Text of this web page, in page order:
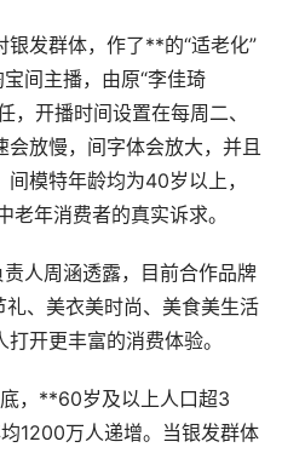
发群体，作了**的“适老化”
间主播，由原“李佳琦
，开播时间设置在每周二、
放慢，间字体会放大，并且
模特年龄均为40岁以上，
年消费者的真实诉求。
人周涵透露，目前合作品牌
、美衣美时尚、美食美生活
开更丰富的消费体验。
**60岁及以上人口超3
1200万人递增。当银发群体